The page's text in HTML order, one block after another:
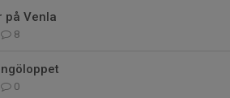
på Venla
8
0